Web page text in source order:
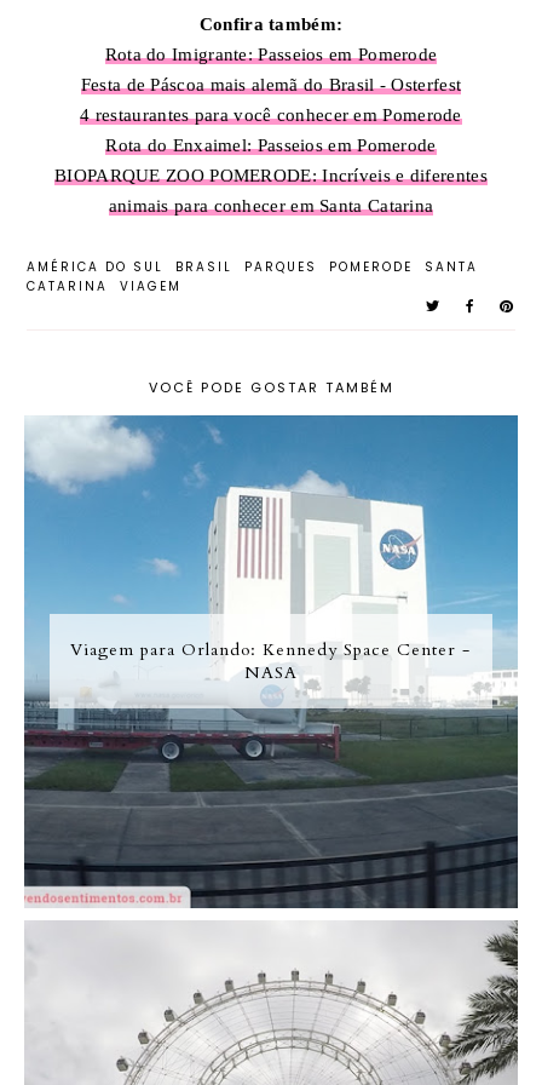
Confira também:
Rota do Imigrante: Passeios em Pomerode
Festa de Páscoa mais alemã do Brasil - Osterfest
4 restaurantes para você conhecer em Pomerode
Rota do Enxaimel: Passeios em Pomerode
BIOPARQUE ZOO POMERODE: Incríveis e diferentes
animais para conhecer em Santa Catarina
AMÉRICA DO SUL BRASIL PARQUES POMERODE
SANTA
CATARINA
VIAGEM
VOCÊ PODE GOSTAR TAMBÉM
Viagem para Orlando: Kennedy Space Center -
NASA